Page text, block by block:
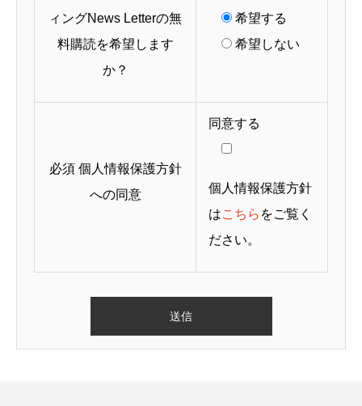
ィングNews Letterの無
料購読を希望します
か？
希望する
希望しない
必須個人情報保護方針
への同意
同意する
個人情報保護方針
はこちら をご覧く
ださい。